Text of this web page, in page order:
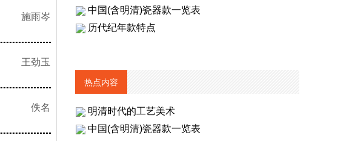
施雨岑
王劲玉
佚名
中国(含明清)瓷器款一览表
历代纪年款特点
热点内容
明清时代的工艺美术
中国(含明清)瓷器款一览表